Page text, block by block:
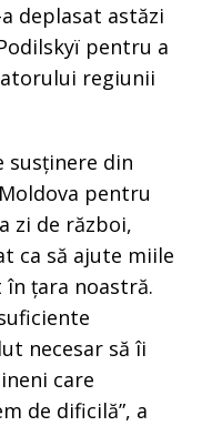
deplasat astăzi
pentru a
regiunii
susținere din
pentru
zi de război,
ca să ajute miile
în țara noastră.
necesar să îi
care
de dificilă”, a